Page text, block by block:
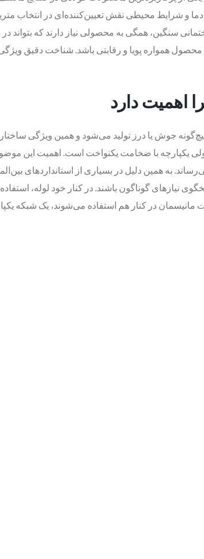
و شرایط محیطی نقش تعیین‌کننده‌ای در انتخاب
سنگین، همگی به محصولی نیاز دارند که بتواند
همواره پویا و رقابتی باشد. شناخت دقیق
اهمیت دارد
جوش یا درز تولید می‌شود و همین ویژگی
یکپارچه با ضخامت یکنواخت است. اهمیت این
به همین دلیل در بسیاری از استانداردهای
گوناگون باشند. در کنار خود لوله،
مانیسمان در کنار هم استفاده می‌شوند، یک شبکه